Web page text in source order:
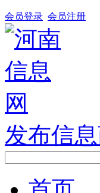
会员登录 会员注册
发布信息